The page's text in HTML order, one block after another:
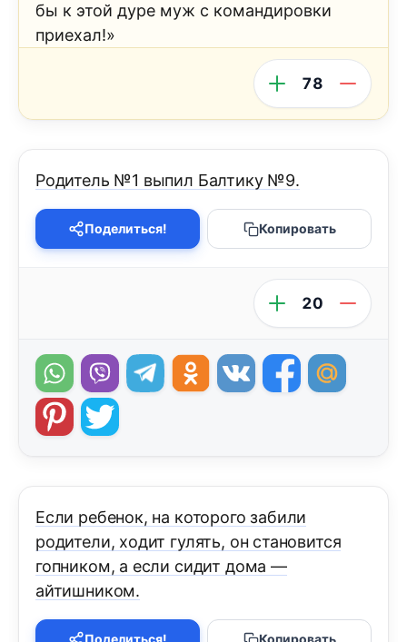
бы к этой дуре муж с командировки
приехал!»
78
Родитель №1 выпил Балтику №9.
Поделиться! Копировать
20
Если ребенок, на которого забили
родители, ходит гулять, он становится
гопником, а если сидит дома —
айтишником.